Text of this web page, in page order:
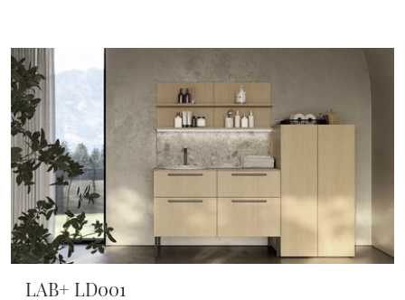
LAB+ LD001